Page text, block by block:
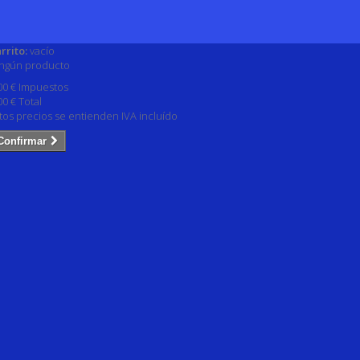
vacío
producto
€ Impuestos
€Total
precios se entienden IVA incluído